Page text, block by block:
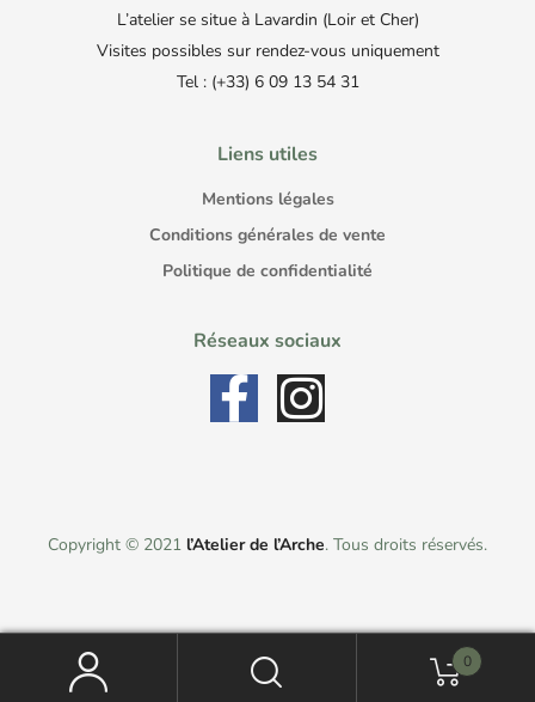
L’atelier se situe à Lavardin (Loir et Cher)
Visites possibles sur rendez-vous uniquement
Tel : (+33) 6 09 13 54 31
Liens utiles
Mentions légales
Conditions générales de vente
Politique de confidentialité
Réseaux sociaux
Copyright © 2021 l’Atelier de l’Arche. Tous droits réservés.
0